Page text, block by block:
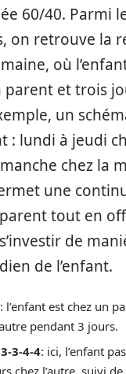
60/40. Parmi
on retrouve la
où
parent et trois
un
: lundi à jeudi
chez la
une
tout en
de
de l’enfant.
: l’enfant est chez un
pendant 3 jours.
3-4-4: ici, l’enfant
chez l’autre, suivi